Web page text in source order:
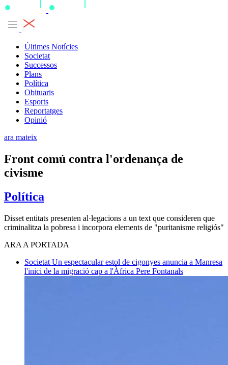
Últimes Notícies
Societat
Successos
Plans
Política
Obituaris
Esports
Reportatges
Opinió
ara mateix
Front comú contra l'ordenança de
civisme
Política
Disset entitats presenten al·legacions a un text que consideren que
criminalitza la pobresa i incorpora elements de "puritanisme religiós"
ARA A PORTADA
Societat Un espectacular estol de cigonyes anuncia a Manresa
l'inici de la migració cap a l'Àfrica Pere Fontanals